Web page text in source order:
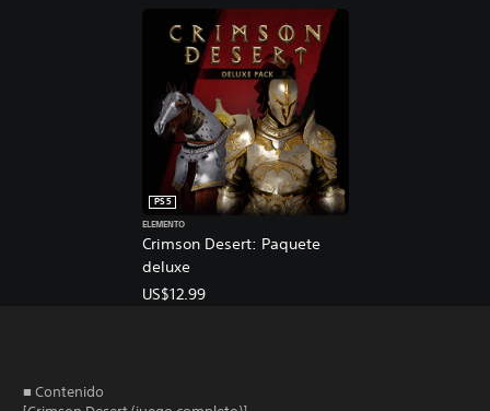
Crimson Desert: Paquete
deluxe
PS5
ELEMENTO
US$12.99
■ Contenido